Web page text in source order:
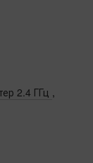
2.4 ГГц ,